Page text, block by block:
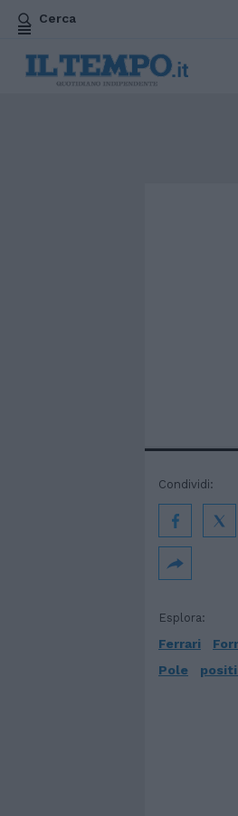
Cerca
Esplora:
Ferrari
Pole
Condividi: